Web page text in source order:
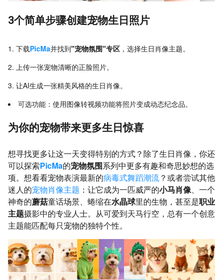
3个简单步骤创建宠物生日照片
下载PicMa并找到"宠物氛围"专区 ，选择生日肖像主题。
上传一张宠物清晰的正脸照片。
让AI生成一张精美风格的生日肖像。
可选功能：使用图像转视频功能将照片变成动态纪念品。
为你的宠物带来更多生日惊喜
想寻找更多让这一天变得特别的方式？除了生日肖像，你还
可以探索PicMa的宠物氛围系列中更多有趣和奇思妙想的选
项。想看看宠物表演最新的病毒式舞蹈潮流？或者尝试其他
迷人的宠物肖像主题 ：让它成为一匹威严的小马肖像、一个
神奇的蘑菇童话场景、蜷缩在水晶球里的生物，甚至是职业
主题摄影中的专业人士。从可爱到天马行空，总有一个创意
主题能匹配每只宠物的独特个性。